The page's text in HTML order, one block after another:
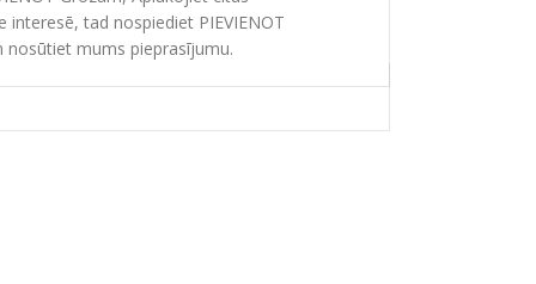
tad nospiediet PIEVIENOT
nosūtiet mums pieprasījumu.